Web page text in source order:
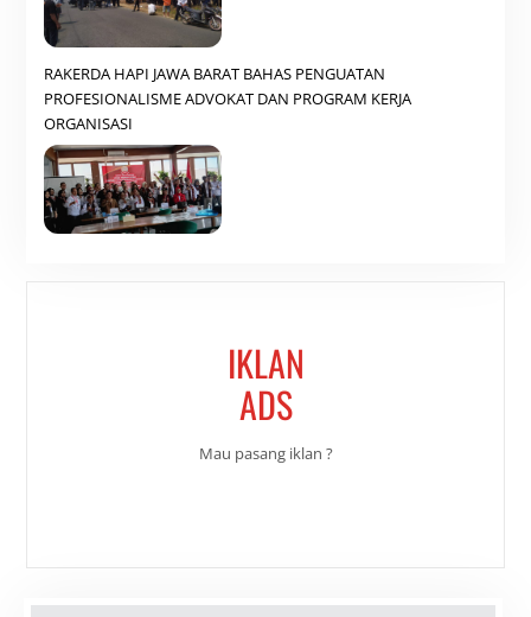
RAKERDA HAPI JAWA BARAT BAHAS PENGUATAN
PROFESIONALISME ADVOKAT DAN PROGRAM KERJA
ORGANISASI
IKLAN
ADS
Mau pasang iklan ?